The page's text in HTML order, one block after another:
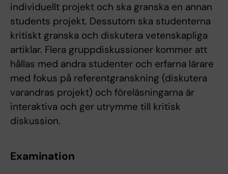
individuellt projekt och ska granska en annan
students projekt. Dessutom ska studenterna
kritiskt granska och diskutera vetenskapliga
artiklar. Flera gruppdiskussioner kommer att
hållas med andra studenter och erfarna lärare
med fokus på referentgranskning (diskutera
varandras projekt) och föreläsningarna är
interaktiva och ger utrymme till kritisk
diskussion.
Examination